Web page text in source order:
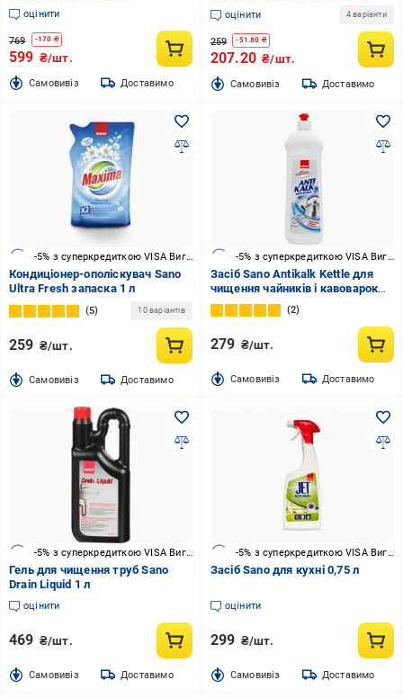
оцінити
769 -170 ₴
599 ₴/шт.
Cамовивіз Доставимо
оцінити 4 варіанти
259 -51.80 ₴
207.20 ₴/шт.
Cамовивіз Доставимо
-5% з суперкредиткою VISA Вигода
Кондиціонер-ополіскувач Sano
Ultra Fresh запаска 1 л
5 10 варіантів
259 ₴/шт.
Cамовивіз Доставимо
Засіб Sano Antikalk Kettle для
чищення чайників і кавоварок
700 мл
2
279 ₴/шт.
Cамовивіз Доставимо
-5% з суперкредиткою VISA Вигода
Гель для чищення труб Sano
Drain Liquid 1 л
оцінити
469 ₴/шт.
Cамовивіз Доставимо
Засіб Sano для кухні 0,75 л
оцінити
299 ₴/шт.
Cамовивіз Доставимо